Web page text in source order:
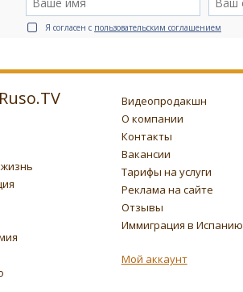
Я согласен с пользовательским соглашением
Видеопродакшн
О компании
Контакты
Вакансии
Тарифы на услуги
Реклама на сайте
Отзывы
Иммиграция в Испанию
Мой аккаунт